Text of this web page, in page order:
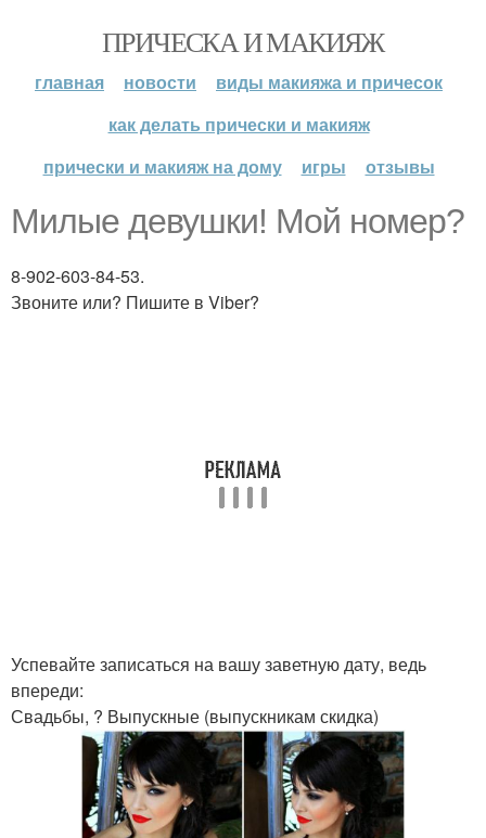
ПРИЧЕСКА И МАКИЯЖ
главная новости
виды макияжа и причесок
как делать прически и макияж
прически и макияж на дому
игры отзывы
Милые девушки! Мой номер?
8-902-603-84-53.
Звоните или? Пишите в Viber?
Успевайте записаться на вашу заветную дату, ведь
впереди:
Свадьбы, ? Выпускные (выпускникам скидка)